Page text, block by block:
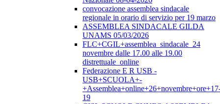
convocazione assemblea sindacale
regionale in orario di servizio per 19 marzo
ASSEMBLEA SINDACALE GILDA
UNAMS 05/03/2026
FLC+CGIL+assemblea_sindacale_24
novembre dalle 17.00 alle 19.00
distrettuale_online
Federazione E R USB -
USB+SCUOLA+-
19